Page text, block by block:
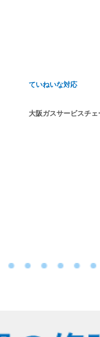
ていねいな対応
大阪ガスサービスチ